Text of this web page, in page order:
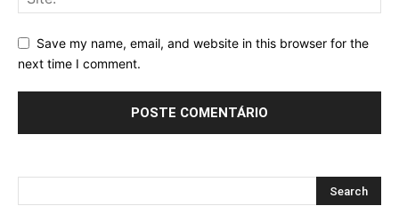
Save my name, email, and website in this browser for the
next time I comment.